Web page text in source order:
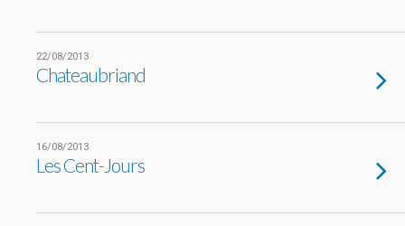
22/08/2013
Chateaubriand
16/08/2013
Les Cent-Jours